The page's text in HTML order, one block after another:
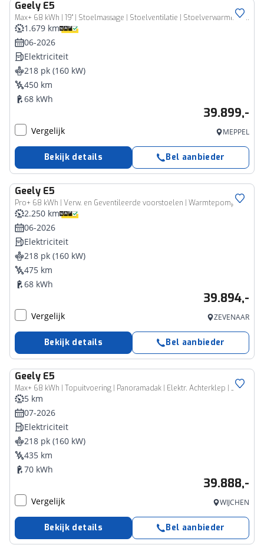
Geely E5
Max+ 68 kWh | 19" | Stoelmassage | Stoelventilatie | Stoelverwarming | 360 Camera | Warmtepomp | Flyme audio | Panoramisch schuifdak | Elektrische bedienbare achterklep |
1.679 km
06-2026
Elektriciteit
218 pk (160 kW)
450 km
68 kWh
39.899,-
Vergelijk MEPPEL
Bekijk details Bel aanbieder
Geely E5
Pro+ 68 kWh | Verw. en Geventileerde voorstoelen | Warmtepomp | 360graden Camera | PDC achter |
2.250 km
06-2026
Elektriciteit
218 pk (160 kW)
475 km
68 kWh
39.894,-
Vergelijk ZEVENAAR
Bekijk details Bel aanbieder
Geely E5
Max+ 68 kWh | Topuitvoering | Panoramadak | Elektr. Achterklep | 360° Camera | 8 Jaar Garantie
5 km
07-2026
Elektriciteit
218 pk (160 kW)
435 km
70 kWh
39.888,-
Vergelijk WIJCHEN
Bekijk details Bel aanbieder